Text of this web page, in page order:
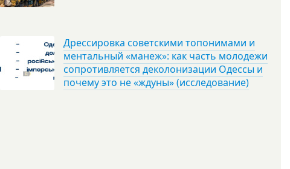
Дрессировка советскими топонимами и
ментальный «манеж»: как часть молодежи
сопротивляется деколонизации Одессы и
почему это не «ждуны» (исследование)